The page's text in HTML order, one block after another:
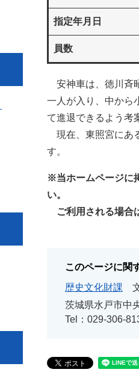
指定年月日
員数
安神車は、徳川斉
一人が入り、中から
て進退できるよう考
現在、東照宮にあ
す。
※当ホームページに
い。
ご利用される場合
このページに関
歴史文化財課
茨城県水戸市
Tel：029-306-